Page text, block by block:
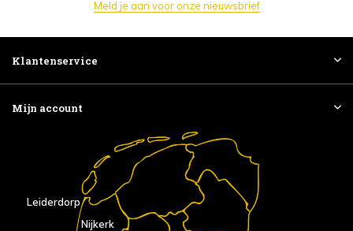
Meld je aan voor onze nieuwsbrief
Klantenservice
Mijn account
Nijkerk
Leiderdorp